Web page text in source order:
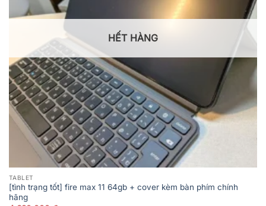
HẾT HÀNG
TABLET
[tình trạng tốt] fire max 11 64gb + cover kèm bàn phím chính
hãng